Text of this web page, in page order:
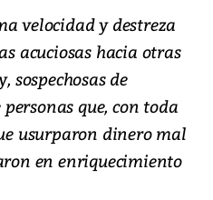
velocidad y destreza
acuciosas hacia otras
sospechosas de
que, con toda
usurparon dinero mal
en enriquecimiento